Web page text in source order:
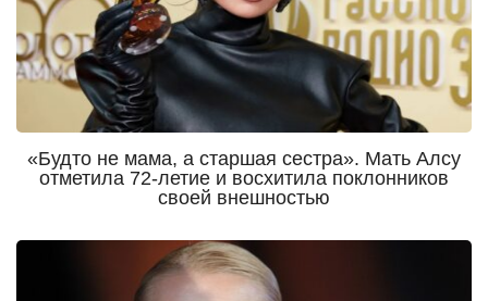
«Будто не мама, а старшая сестра». Мать Алсу
отметила 72-летие и восхитила поклонников
своей внешностью